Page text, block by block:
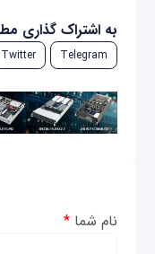
به اشتراک گذاری
Telegram
Twitter
نام شما*